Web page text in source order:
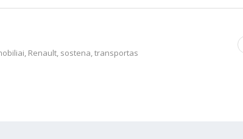
, Renault, sostena,transportas